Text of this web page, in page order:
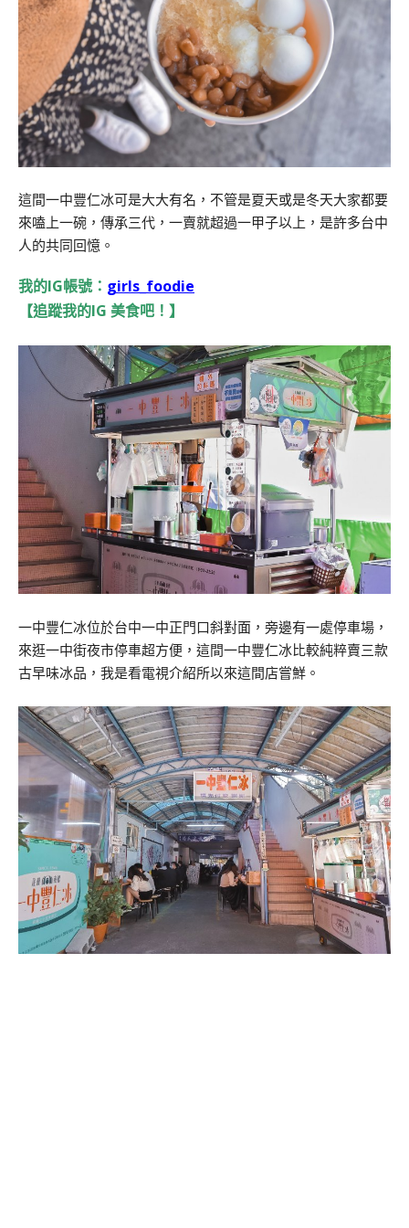
這間一中豐仁冰可是大大有名，不管是夏天或是冬天大家都要
來嗑上一碗，傳承三代，一賣就超過一甲子以上，是許多台中
人的共同回憶。
我的IG帳號： girls_foodie
【追蹤我的IG 美食吧！】
一中豐仁冰位於台中一中正門口斜對面，旁邊有一處停車場，
來逛一中街夜市停車超方便，這間一中豐仁冰比較純粹賣三款
古早味冰品，我是看電視介紹所以來這間店嘗鮮。